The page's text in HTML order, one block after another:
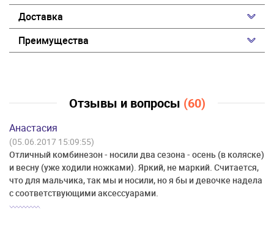
*манжеты и край капюшона – вязаная трикотажная резинка
Размеры с 74 по 86:
*теплый комбинезон из водоотталкивающей ткани
резинкой со стоппером
*съемные варежки
*манжеты и край капюшона – вязаная трикотажная резинка
Внимание! Варежки и сапожки идут в комплекте только у
размеров 62-68,
у размеров 74-86 только варежки, сапожек нет
Доставка
Преимущества
Отзывы и вопросы (60)
Анастасия
(05.06.2017 15:09:55)
Отличный комбинезон - носили два сезона - осень (в коляске)
и весну (уже ходили ножками). Яркий, не маркий. Считается,
что для мальчика, так мы и носили, но я бы и девочке надела
с соответствующими аксессуарами.